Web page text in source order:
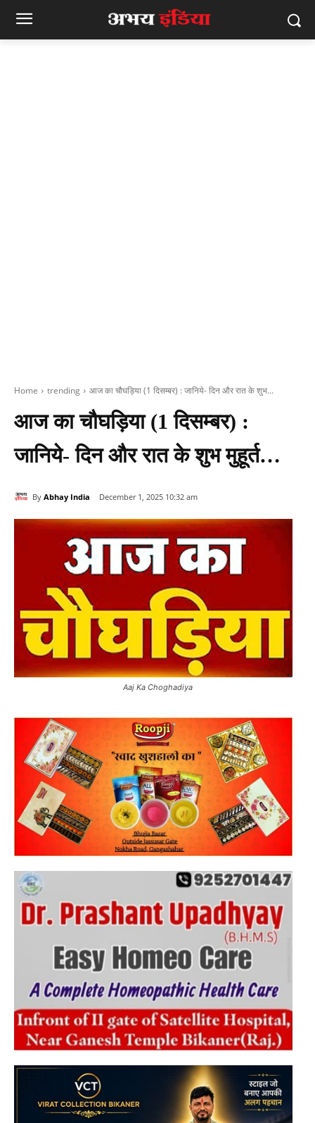
Home trending आज का चौघड़िया (1 दिसम्‍बर) : जानिये- दिन और रात के शुभ...
आज का चौघड़िया (1 दिसम्‍बर) :
जानिये- दिन और रात के शुभ मुहूर्त…
By Abhay India December 1, 2025 10:32 am
Aaj Ka Choghadiya